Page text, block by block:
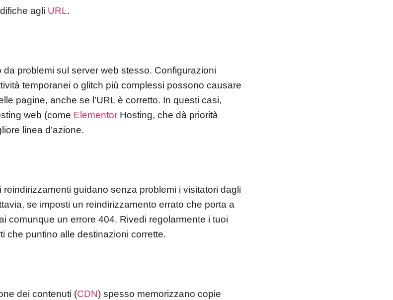
agli URL.
da problemi sul server web stesso. Configurazioni
temporanei o glitch più complessi possono causare
pagine, anche se l’URL è corretto. In questi casi,
web (come Elementor Hosting, che dà priorità
linea d’azione.
guidano senza problemi i visitatori dagli
se imposti un reindirizzamento errato che porta a
comunque un errore 404. Rivedi regolarmente i tuoi
che puntino alle destinazioni corrette.
dei contenuti (CDN) spesso memorizzano copie